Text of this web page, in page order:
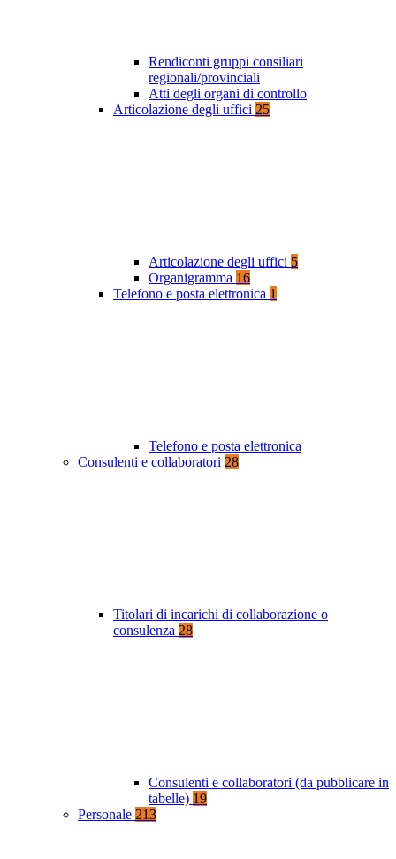
Rendiconti gruppi consiliari
regionali/provinciali
Atti degli organi di controllo
Articolazione degli uffici 25
Articolazione degli uffici 5
Organigramma 16
Telefono e posta elettronica 1
Telefono e posta elettronica
Consulenti e collaboratori 28
Titolari di incarichi di collaborazione o
consulenza 28
Consulenti e collaboratori (da pubblicare in
tabelle) 19
Personale 213